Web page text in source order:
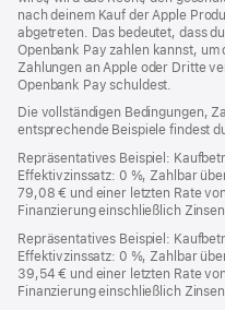
nach deinem Kauf der Apple
abgetreten. Das bedeutet, dass
Openbank Pay zahlen kannst,
Zahlungen an Apple oder Dritte
Openbank Pay schuldest.
Die vollständigen Bedingungen,
entsprechende Beispiele findest
Repräsentatives Beispiel:
Effektivzinssatz: 0 %, Zahlbar
79,08 € und einer letzten Rate
Finanzierung einschließlich
Repräsentatives Beispiel:
Effektivzinssatz: 0 %, Zahlbar
39,54 € und einer letzten Rate
Finanzierung einschließlich